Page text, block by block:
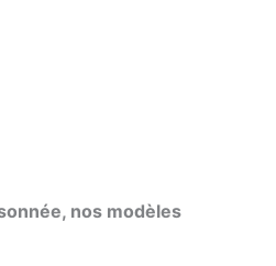
nos modèles